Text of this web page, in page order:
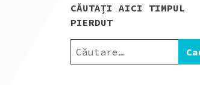
CĂUTAȚI AICI TIMPUL
PIERDUT